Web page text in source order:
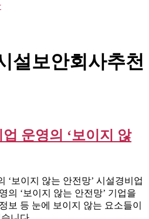
설보안회사추천
운영의 ‘보이지 않
‘보이지 않는 안전망’ 시설경비업
의 ‘보이지 않는 안전망’ 기업을
보 등 눈에 보이지 않는 요소들이